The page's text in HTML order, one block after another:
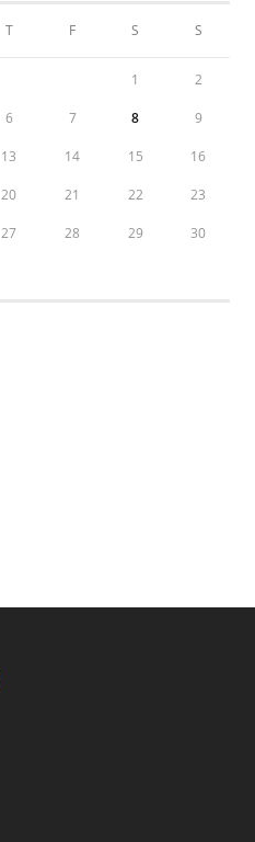
T F S S
1 2
6 7 8 9
13 14 15 16
20 21 22 23
27 28 29 30